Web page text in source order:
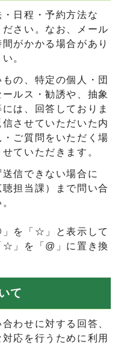
日程・予約方法な
さい。なお、メール
がかかる場合があり
。
の、特定の個人・団
ルス・勧誘や、抽象
は、回答しておりま
させていただいた内
ご質問をいただく場
ていただきます。
信できない場合に
担当課）まで問い合
」を「☆」と表示して
☆」を「@」に置き換
て
わせに対する回答、
応を行うために利用